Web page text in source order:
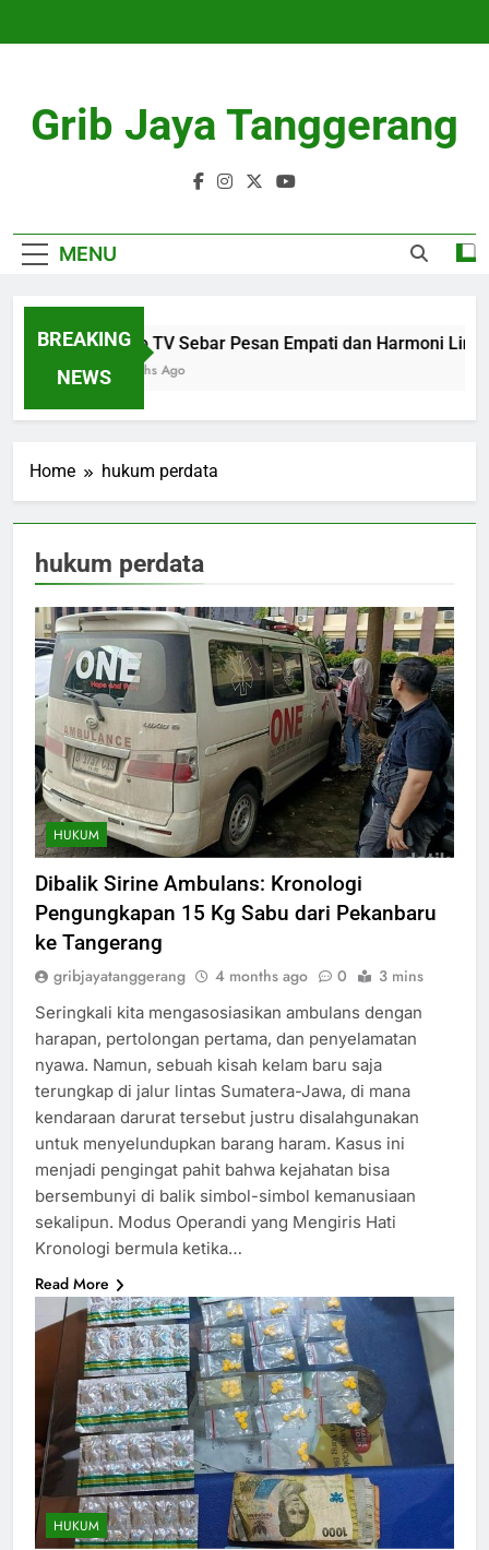
Grib Jaya Tanggerang
MENU
BREAKING
NEWS
Metro TV Sebar Pesan Empati dan Harmoni
4 Months Ago
Home hukum perdata
hukum perdata
HUKUM
Dibalik Sirine Ambulans: Kronologi
Pengungkapan 15 Kg Sabu dari Pekanbaru
ke Tangerang
gribjayatanggerang 4 months ago 0 3 mins
Seringkali kita mengasosiasikan ambulans dengan
harapan, pertolongan pertama, dan penyelamatan
nyawa. Namun, sebuah kisah kelam baru saja
terungkap di jalur lintas Sumatera-Jawa, di mana
kendaraan darurat tersebut justru disalahgunakan
untuk menyelundupkan barang haram. Kasus ini
menjadi pengingat pahit bahwa kejahatan bisa
bersembunyi di balik simbol-simbol kemanusiaan
sekalipun. Modus Operandi yang Mengiris Hati
Kronologi bermula ketika…
Read More
HUKUM